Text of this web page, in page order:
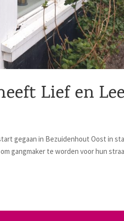
Lief en
gegaan in Bezuidenhout Oost in
gangmaker te worden voor hun